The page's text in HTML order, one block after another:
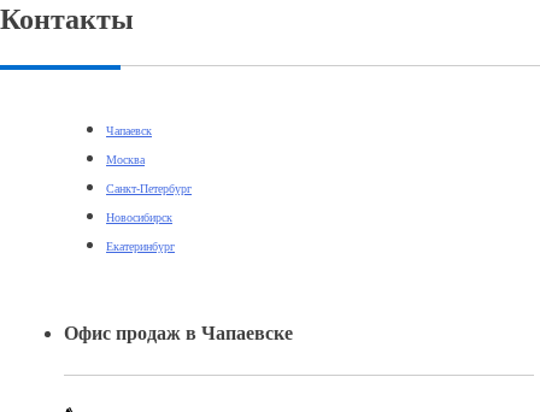
Контакты
Чапаевск
Москва
Санкт-Петербург
Новосибирск
Екатеринбург
Офис продаж в Чапаевске